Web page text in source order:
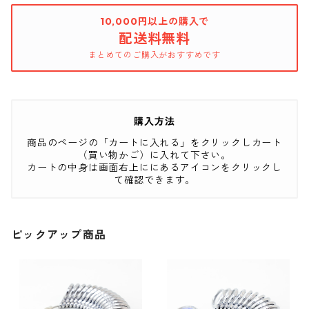
10,000円以上の購入で
配送料無料
まとめてのご購入がおすすめです
購入方法
商品のページの「カートに入れる」をクリックしカート
（買い物かご）に入れて下さい。
カートの中身は画面右上ににあるアイコンをクリックし
て確認できます。
ピックアップ商品